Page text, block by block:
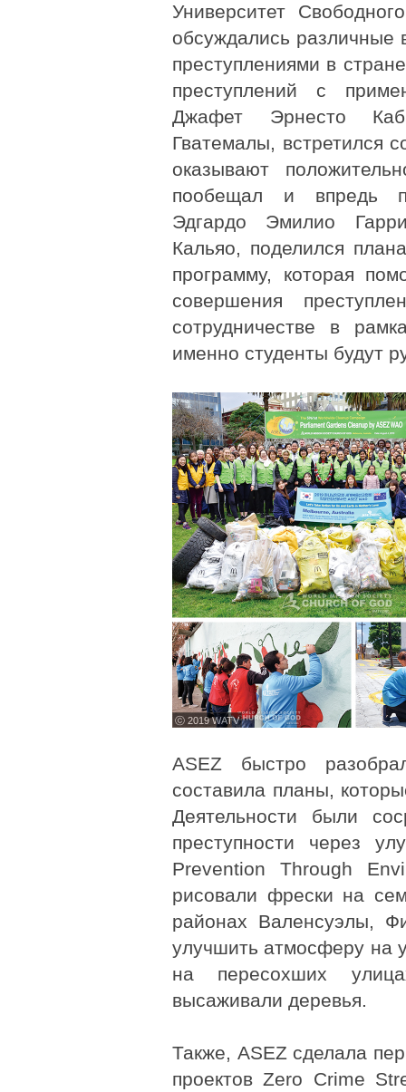
Университет
обсуждались различные
преступлениями в
преступлений с
Джафет Эрнесто
Гватемалы, встретился
оказывают
пообещал и впредь
Эдгардо Эмилио
Кальяо, поделился
программу, которая
совершения
сотрудничестве в
именно студенты будут
ⓒ 2019 WATV
ASEZ быстро
составила планы,
Деятельности были
преступности через
Prevention Through
рисовали фрески на
районах Валенсуэлы,
улучшить атмосферу на
на пересохших
высаживали деревья.
Также, ASEZ сделала
проектов Zero Crime